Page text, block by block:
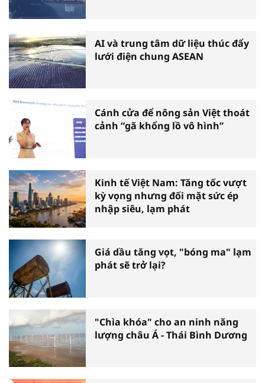
AI và trung tâm dữ liệu thúc đẩy
lưới điện chung ASEAN
Cánh cửa để nông sản Việt thoát
cảnh “gã khổng lồ vô hình”
Kinh tế Việt Nam: Tăng tốc vượt
kỳ vọng nhưng đối mặt sức ép
nhập siêu, lạm phát
Giá dầu tăng vọt, "bóng ma" lạm
phát sẽ trở lại?
"Chìa khóa" cho an ninh năng
lượng châu Á - Thái Bình Dương